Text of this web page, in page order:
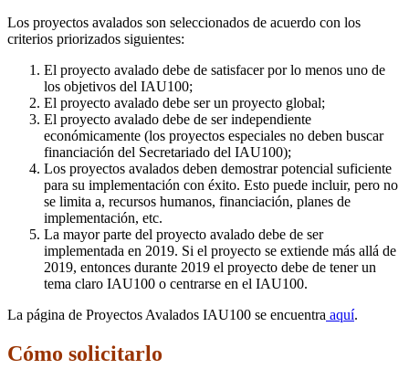
Los proyectos avalados son seleccionados de acuerdo con los
criterios priorizados siguientes:
El proyecto avalado debe de satisfacer por lo menos uno de
los objetivos del IAU100;
El proyecto avalado debe ser un proyecto global;
El proyecto avalado debe de ser independiente
económicamente (los proyectos especiales no deben buscar
financiación del Secretariado del IAU100);
Los proyectos avalados deben demostrar potencial suficiente
para su implementación con éxito. Esto puede incluir, pero no
se limita a, recursos humanos, financiación, planes de
implementación, etc.
La mayor parte del proyecto avalado debe de ser
implementada en 2019. Si el proyecto se extiende más allá de
2019, entonces durante 2019 el proyecto debe de tener un
tema claro IAU100 o centrarse en el IAU100.
La página de Proyectos Avalados IAU100 se encuentra aquí.
Cómo solicitarlo